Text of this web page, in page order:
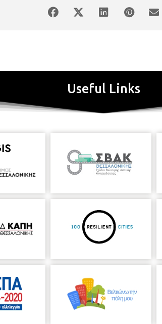
Useful Links